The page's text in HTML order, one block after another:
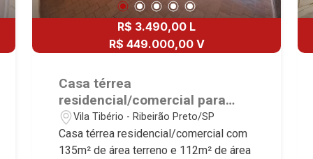
R$ 3.490,00 L
R$ 449.000,00 V
Casa térrea
residencial/comercial para
venda e locação no Bairro Vila
Tibério, próximo a Avenida do
Café - Ribeirão Preto/SP.
Vila Tibério - Ribeirão Preto/SP
Casa térrea residencial/comercial com
135m² de área terreno e 112m² de área